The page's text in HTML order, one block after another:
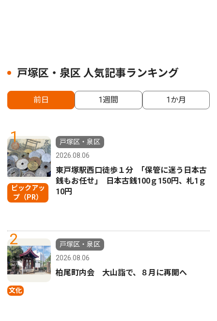
戸塚区・泉区 人気記事ランキング
前日 1週間 1か月
1
ピックアッ
プ（PR）
戸塚区・泉区
2026.08.06
東戸塚駅西口徒歩１分 ｢保管に迷う日本古
銭もお任せ｣ 日本古銭100ｇ150円、札1ｇ
10円
2
文化
戸塚区・泉区
2026.08.06
柏尾町内会 大山詣で、８月に再開へ